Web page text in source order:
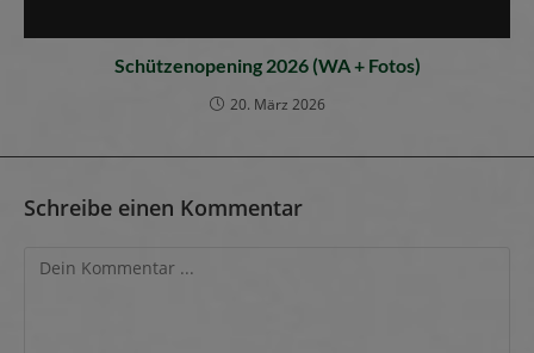
Schützenopening 2026 (WA + Fotos)
20. März 2026
Schreibe einen Kommentar